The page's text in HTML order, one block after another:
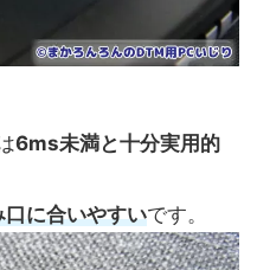
6ms未満と十分実用的
に合いやすいです。